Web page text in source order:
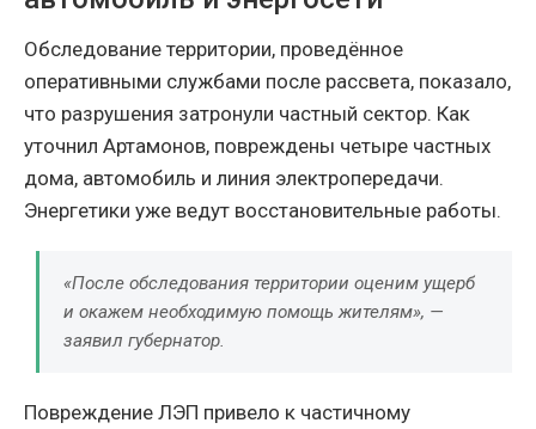
Обследование территории, проведённое
оперативными службами после рассвета, показало,
что разрушения затронули частный сектор. Как
уточнил Артамонов, повреждены четыре частных
дома, автомобиль и линия электропередачи.
Энергетики уже ведут восстановительные работы.
«После обследования территории оценим ущерб
и окажем необходимую помощь жителям», —
заявил губернатор.
Повреждение ЛЭП привело к частичному